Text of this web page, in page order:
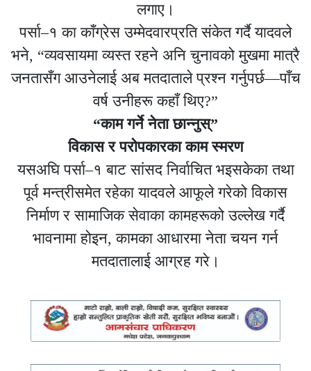
लगाए।
पर्सा–१ का काँग्रेस उम्मेदवारप्रति संकेत गर्दै यादवले
भने, “व्यवसायमा व्यस्त रहने अनि चुनावको मुखमा मात्रै
जनतासँग आउनेलाई अब मतदाताले प्रश्न गर्नुपर्छ—पाँच
वर्ष उनीहरू कहाँ थिए?”
“काम गर्ने नेता छान्नुस्”
विकास र परोपकारका काम स्मरण
यसअघि पर्सा–१ बाट सांसद निर्वाचित भइसकेका तथा
पूर्व मन्त्रीसमेत रहेका यादवले आफूले गरेको विकास
निर्माण र सामाजिक सेवाका कामहरूको उल्लेख गर्दै
भावनामा होइन, कामका आधारमा नेता चयन गर्न
मतदातालाई आग्रह गरे।